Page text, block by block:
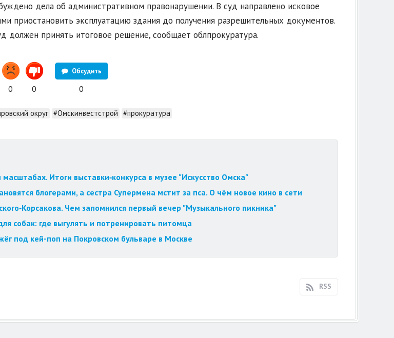
дела об административном правонарушении. В суд направлено исковое
приостановить эксплуатацию здания до получения разрешительных документов.
должен принять итоговое решение, сообщает облпрокуратура.
0 0
Обсудить
0
округ #Омскинвестстрой #прокуратура
масштабах. Итоги выставки‑конкурса в музее "Искусство Омска"
блогерами, а сестра Супермена мстит за пса. О чём новое кино в сети
Чем запомнился первый вечер "Музыкального пикника"
собак: где выгулять и потренировать питомца
под кей-поп на Покровском бульваре в Москве
RSS